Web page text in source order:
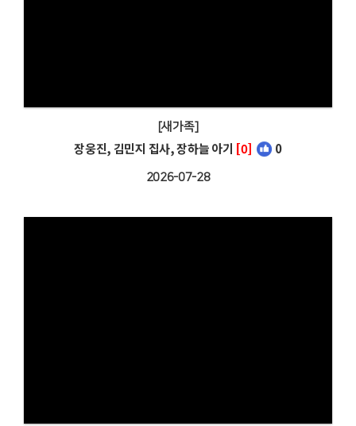
[새가족]
장웅진, 김민지 집사, 장하늘 아기 [0] 0
2026-07-28